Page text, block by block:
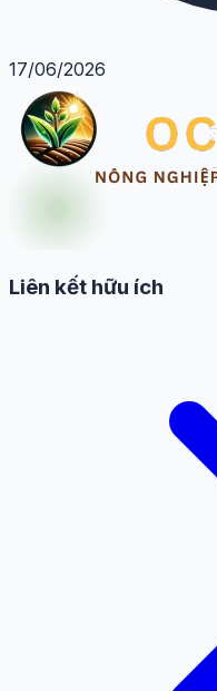
17/06/2026
Liên kết hữu ích